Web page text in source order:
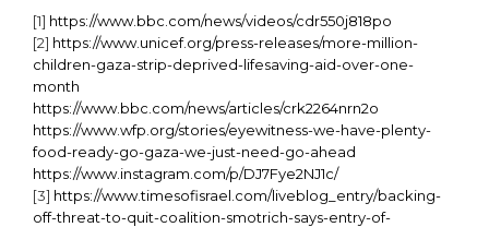
[1] https://www.bbc.com/news/videos/cdr550j818po
[2] https://www.unicef.org/press-releases/more-million-
children-gaza-strip-deprived-lifesaving-aid-over-one-
month
https://www.bbc.com/news/articles/crk2264nrn2o
https://www.wfp.org/stories/eyewitness-we-have-plenty-
food-ready-go-gaza-we-just-need-go-ahead
https://www.instagram.com/p/DJ7Fye2NJ1c/
[3] https://www.timesofisrael.com/liveblog_entry/backing-
off-threat-to-quit-coalition-smotrich-says-entry-of-